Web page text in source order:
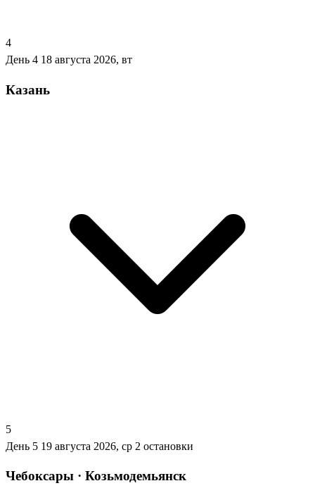
4
День 4 18 августа 2026, вт
Казань
5
День 5 19 августа 2026, ср 2 остановки
Чебоксары · Козьмодемьянск